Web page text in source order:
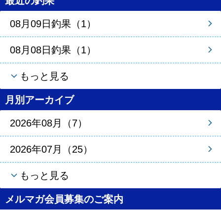
08月09日釣果（1）
08月08日釣果（1）
もっと見る
月別アーカイブ
2026年08月（7）
2026年07月（25）
もっと見る
メルマガ会員募集のご案内